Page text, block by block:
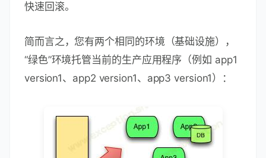
快速回滚。
简而言之，您有两个相同的环境（基础设施），
“绿色”环境托管当前的生产应用程序（例如 app1
version1、app2 version1、app3 version1）：